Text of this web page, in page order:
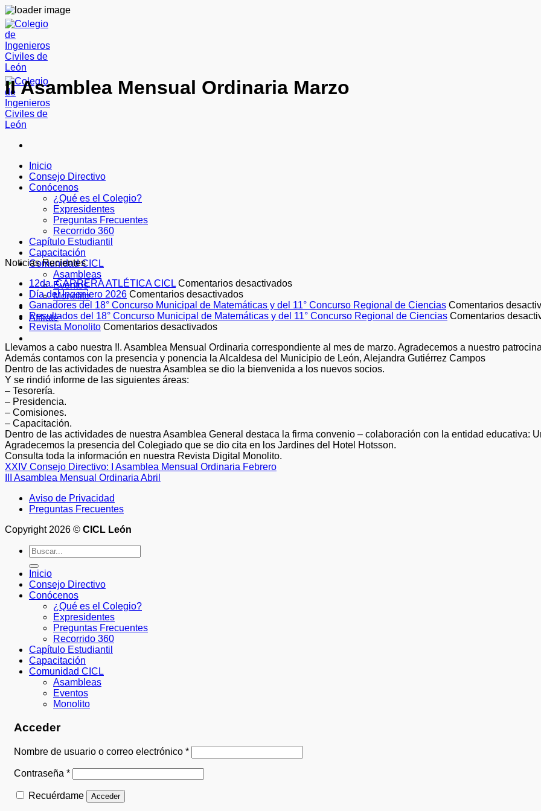
Skip
to
content
Inicio
Consejo Directivo
Conócenos
¿Qué es el Colegio?
Expresidentes
Preguntas Frecuentes
Recorrido 360
Capítulo Estudiantil
Capacitación
Comunidad CICL
Asambleas
Eventos
Monolito
Afiliate
II Asamblea Mensual Ordinaria Marzo
Noticias Recientes
12da. CARRERA ATLÉTICA CICL Comentarios desactivadosen
CARRERA
ATLÉTICA
Día del Ingeniero 2026 Comentarios desactivadosen
Día
del
Ganadores del 18° Concurso Municipal de Matemáticas y del 11° Concurso Regional de Ciencias Comentarios
Resultados del 18° Concurso Municipal de Matemáticas y del 11° Concurso Regional de Ciencias Comentarios
Revista Monolito Comentarios desactivadosen
Monolito
Llevamos a cabo nuestra !!. Asamblea Mensual Ordinaria correspondiente al mes de marzo. Agradecemos a nuestro
Además contamos con la presencia y ponencia la Alcaldesa del Municipio de León, Alejandra Gutiérrez Campos
Dentro de las actividades de nuestra Asamblea se dio la bienvenida a los nuevos socios.
Y se rindió informe de las siguientes áreas:
– Tesorería.
– Presidencia.
– Comisiones.
– Capacitación.
Dentro de las actividades de nuestra Asamblea General destaca la firma convenio – colaboración con la entidad educativa:
Agradecemos la presencia del Colegiado que se dio cita en los Jardines del Hotel Hotsson.
Consulta toda la información en nuestra Revista Digital Monolito.
XXIV Consejo Directivo: I Asamblea Mensual Ordinaria Febrero
III Asamblea Mensual Ordinaria Abril
Aviso de Privacidad
Preguntas Frecuentes
Copyright 2026 © CICL León
Buscar
por:
Inicio
Consejo Directivo
Conócenos
¿Qué es el Colegio?
Expresidentes
Preguntas Frecuentes
Recorrido 360
Capítulo Estudiantil
Capacitación
Comunidad CICL
Asambleas
Eventos
Monolito
Acceder
Nombre de usuario o correo electrónico *Obligatorio
Contraseña *Obligatorio
Recuérdame Acceder